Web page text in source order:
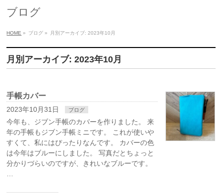
ブログ
HOME » ブログ » 月別アーカイブ: 2023年10月
月別アーカイブ: 2023年10月
手帳カバー
2023年10月31日 ブログ
今年も、ジブン手帳のカバーを作りました。 来
年の手帳もジブン手帳ミニです。 これが使いや
すくて、私にはぴったりなんです。 カバーの色
は今年はブルーにしました。 写真だとちょっと
分かりづらいのですが、きれいなブルーです。